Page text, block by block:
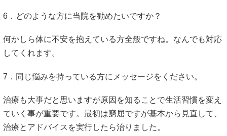
6．どのような方に当院を勧めたいですか？
何かしら体に不安を抱えている方全般ですね。なんでも対応
してくれます。
7．同じ悩みを持っている方にメッセージをください。
治療も大事だと思いますが原因を知ることで生活習慣を変え
ていく事が重要です。最初は窮屈ですが基本から見直して、
治療とアドバイスを実行したら治りました。